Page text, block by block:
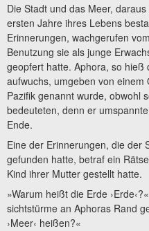
Die Stadt und das Meer,
ersten Jahre ihres Lebens
Erinnerungen, wachgerufen
Benutzung sie als junge
geopfert hatte. Aphora, so hieß
aufwuchs, umgeben von
Pazifik genannt wurde, obwohl
bedeuteten, denn er
Ende.
Eine der Erinnerungen, die der
gefunden hatte, betraf ein
Kind ihrer Mutter gestellt hatte.
»Warum heißt die Erde
sichtstürme an Aphoras Rand
›Meer‹ heißen?«